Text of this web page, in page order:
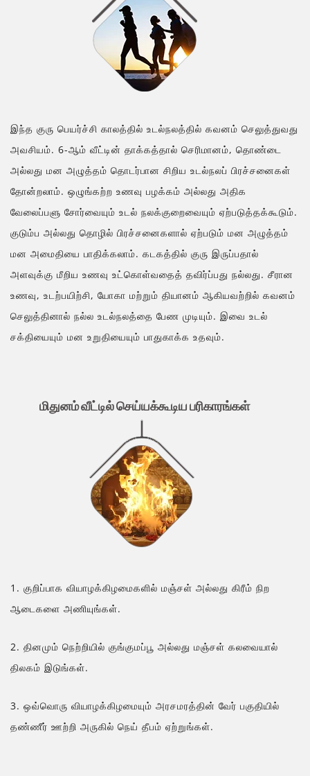
இந்த குரு பெயர்ச்சி காலத்தில் உடல்நலத்தில் கவனம் செலுத்துவது
அவசியம். 6-ஆம் வீட்டின் தாக்கத்தால் செரிமானம், தொண்டை
அல்லது மன அழுத்தம் தொடர்பான சிறிய உடல்நலப் பிரச்சனைகள்
தோன்றலாம். ஒழுங்கற்ற உணவு பழக்கம் அல்லது அதிக
வேலைப்பளு சோர்வையும் உடல் நலக்குறைவையும் ஏற்படுத்தக்கூடும்.
குடும்ப அல்லது தொழில் பிரச்சனைகளால் ஏற்படும் மன அழுத்தம்
மன அமைதியை பாதிக்கலாம். கடகத்தில் குரு இருப்பதால்
அளவுக்கு மீறிய உணவு உட்கொள்வதைத் தவிர்ப்பது நல்லது. சீரான
உணவு, உடற்பயிற்சி, யோகா மற்றும் தியானம் ஆகியவற்றில் கவனம்
செலுத்தினால் நல்ல உடல்நலத்தை பேண முடியும். இவை உடல்
சக்தியையும் மன உறுதியையும் பாதுகாக்க உதவும்.
மிதுனம் வீட்டில் செய்யக்கூடிய பரிகாரங்கள்
1. குறிப்பாக வியாழக்கிழமைகளில் மஞ்சள் அல்லது கிரீம் நிற
ஆடைகளை அணியுங்கள்.
2. தினமும் நெற்றியில் குங்குமப்பூ அல்லது மஞ்சள் கலவையால்
திலகம் இடுங்கள்.
3. ஒவ்வொரு வியாழக்கிழமையும் அரசமரத்தின் வேர் பகுதியில்
தண்ணீர் ஊற்றி அருகில் நெய் தீபம் ஏற்றுங்கள்.